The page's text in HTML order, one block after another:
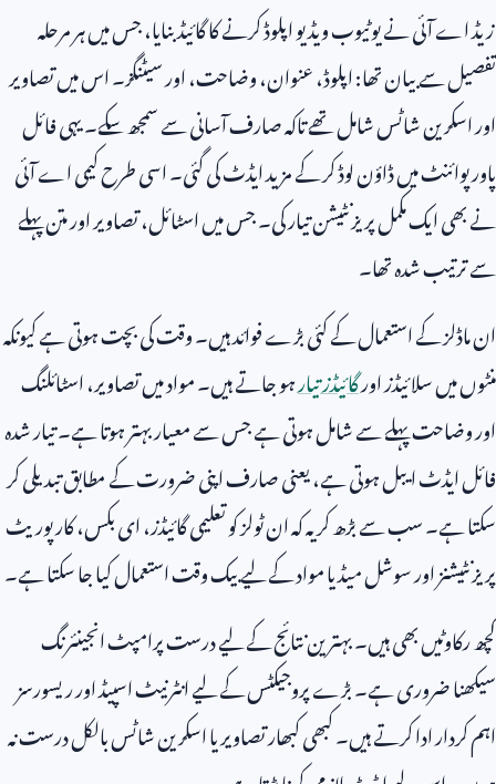
زیڈ اے آئی نے یوٹیوب ویڈیو اپلوڈ کرنے کا گائیڈ بنایا، جس میں ہر مرحلہ
تفصیل سے بیان تھا: اپلوڈ، عنوان، وضاحت، اور سیٹنگز۔ اس میں تصاویر
اور اسکرین شاٹس شامل تھے تاکہ صارف آسانی سے سمجھ سکے۔ یہی فائل
پاور پوائنٹ میں ڈاؤن لوڈ کر کے مزید ایڈٹ کی گئی۔ اسی طرح کیمی اے آئی
نے بھی ایک مکمل پریزنٹیشن تیار کی۔ جس میں اسٹائل، تصاویر اور متن پہلے
سے ترتیب شدہ تھا۔
ان ماڈلز کے استعمال کے کئی بڑے فوائد ہیں۔ وقت کی بچت ہوتی ہے کیونکہ
منٹوں میں سلائیڈز اورگائیڈز تیارہو جاتے ہیں۔ مواد میں تصاویر، اسٹائلنگ
اور وضاحت پہلے سے شامل ہوتی ہے جس سے معیار بہتر ہوتا ہے۔ تیار شدہ
فائل ایڈٹ ایبل ہوتی ہے، یعنی صارف اپنی ضرورت کے مطابق تبدیلی کر
سکتا ہے۔ سب سے بڑھ کر یہ کہ ان ٹولز کو تعلیمی گائیڈز، ای بکس، کارپوریٹ
پریزنٹیشنز اور سوشل میڈیا مواد کے لیے بیک وقت استعمال کیا جا سکتا ہے۔
کچھ رکاوٹیں بھی ہیں۔ بہترین نتائج کے لیے درست پرامپٹ انجینئرنگ
سیکھنا ضروری ہے۔ بڑے پروجیکٹس کے لیے انٹرنیٹ اسپیڈ اور ریسورسز
اہم کردار ادا کرتے ہیں۔ کبھی کبھار تصاویر یا اسکرین شاٹس بالکل درست نہ